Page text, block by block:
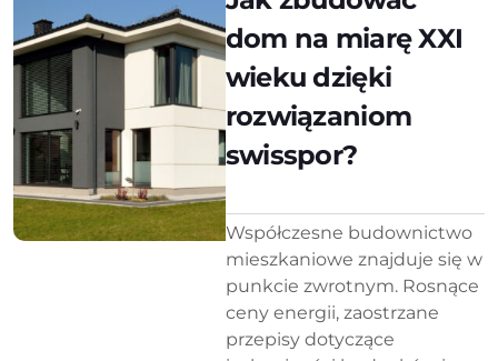
dom na miarę XXI
wieku dzięki
rozwiązaniom
swisspor?
Współczesne budownictwo
mieszkaniowe znajduje się w
punkcie zwrotnym. Rosnące
ceny energii, zaostrzane
przepisy dotyczące